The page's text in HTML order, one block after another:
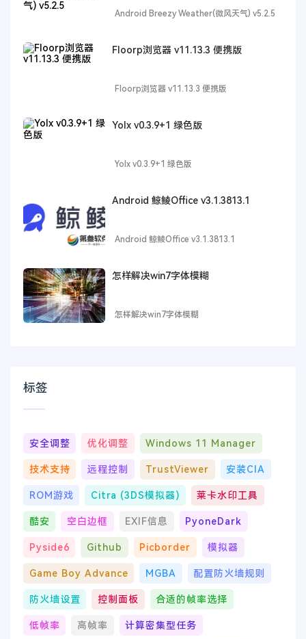
Android Breezy Weather(微风天气) v5.2.5
Floorp浏览器 v11.13.3 便携版
Floorp浏览器 v11.13.3 便携版
Yolx v0.3.9+1 绿色版
Yolx v0.3.9+1 绿色版
Android 鲸鲮Office v3.1.3813.1
Android 鲸鲮Office v3.1.3813.1
怎样解决win7字体模糊
怎样解决win7字体模糊
标签
安全调整 优化调整 Windows 11 Manager
技术支持 远程控制 TrustViewer 安装CIA
ROM游戏 Citra (3DS模拟器) 莱卡水印工具
酷安 空白边框 EXIF信息 PyoneDark
Pyside6 Github Picborder 模拟器
Game Boy Advance MGBA 配置防火墙规则
防火墙设置 控制面板 合适的帧率选择
低帧率 高帧率 计算密集型任务